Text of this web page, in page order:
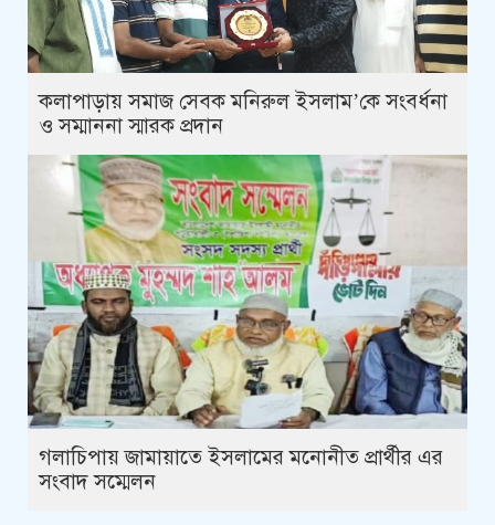
কলাপাড়ায় সমাজ সেবক মনিরুল ইসলাম’কে সংবর্ধনা
ও সম্মাননা স্মারক প্রদান
গলাচিপায় জামায়াতে ইসলামের মনোনীত প্রার্থীর এর
সংবাদ সম্মেলন